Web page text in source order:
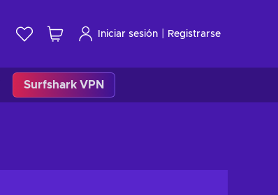
Iniciar sesión Registrarse
Surfshark VPN